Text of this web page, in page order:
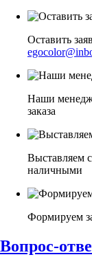
Оставить
Наши
заказа
Выставляем
наличными
Формируем
Вопрос-